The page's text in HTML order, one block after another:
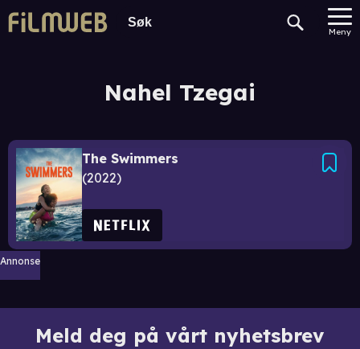
Meny
Nahel Tzegai
The Swimmers
2022
Annonse
Meld deg på vårt nyhetsbrev